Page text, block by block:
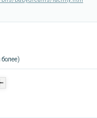
более)